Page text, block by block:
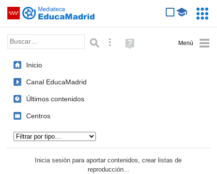
Saltar navegación
Palabra o frase: Búsqueda avanzada
Ayuda
(en
Inicio
Canal EducaMadrid
Últimos contenidos
Centros
Inicia sesión para aportar contenidos, crear listas de
reproducción...